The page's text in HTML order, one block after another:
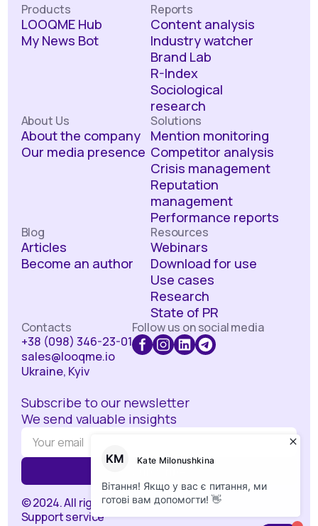
Products
LOOQME Hub
My News Bot
Reports
Content analysis
Industry watcher
Brand Lab
R-Index
Sociological
research
Solutions
Mention monitoring
Competitor analysis
Crisis management
Reputation
management
Performance reports
About Us
About the company
Our media presence
Resources
Webinars
Download for use
Use cases
Research
State of PR
Blog
Articles
Become an author
Contacts
+38 (098) 346-23-01
sales@looqme.io
Ukraine, Kyiv
Follow us on social media
Subscribe to our newsletter
We send valuable insights
© 2024. All rights reserved.
Support service